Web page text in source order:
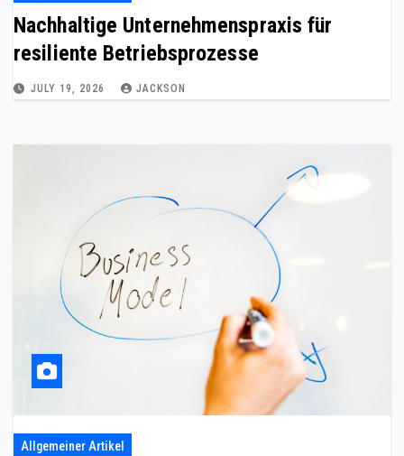
Nachhaltige Unternehmenspraxis für
resiliente Betriebsprozesse
JULY 19, 2026 JACKSON
Allgemeiner Artikel